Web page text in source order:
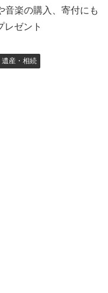
音楽の購入、寄付にも
レゼント
産・相続